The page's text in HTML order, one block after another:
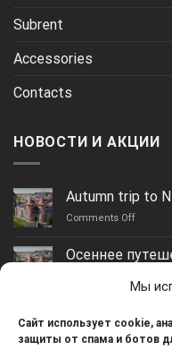
Мы
Сайт использует cookie,
защиты от спама и ботов
Subrent
Accessories
Contacts
НОВОСТИ И АКЦИИ
Autumn trip to
Comments Offon
to
Castle
Осеннее
в
замок
Comments Off